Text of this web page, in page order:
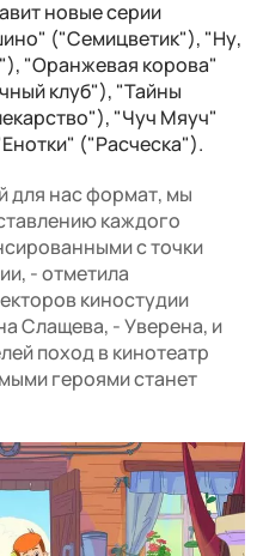
новые серии
("Семицветик"), "Ну,
"Оранжевая корова"
клуб"), "Тайны
"Чуч Мяуч"
("Расческа").
нас формат, мы
каждого
с точки
- отметила
киностудии
Слащева, - Уверена, и
поход в кинотеатр
героями станет